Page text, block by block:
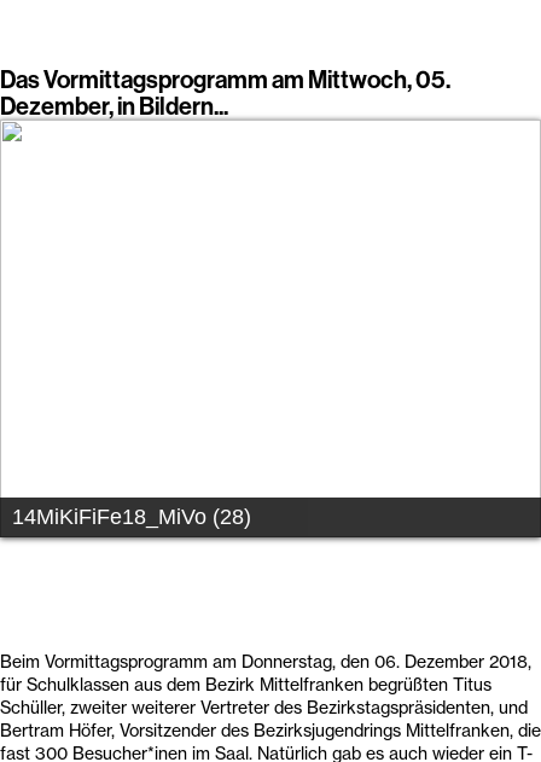
Das Vormittagsprogramm am Mittwoch, 05.
Dezember, in Bildern...
Beim Vormittagsprogramm am Donnerstag, den 06. Dezember 2018,
Shirt-Battle und viele spannende Filme auf der Leinwand. Die
Filmemacher*innen berichteten von ihren Produktionen und MiKi und
FiFe sorgen auch wieder selber für viel Action auf der Bühne. Aber
seht selbst…